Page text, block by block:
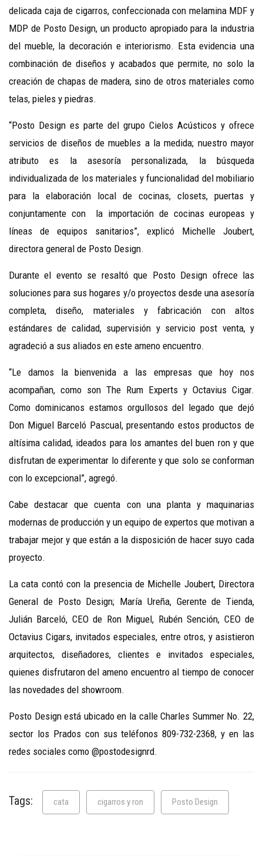
delicada caja de cigarros, confeccionada con melamina MDF y
MDP de Posto Design, un producto apropiado para la industria
del mueble, la decoración e interiorismo. Esta evidencia una
combinación de diseños y acabados que permite, no solo la
creación de chapas de madera, sino de otros materiales como
telas, pieles y piedras.
“Posto Design es parte del grupo Cielos Acústicos y ofrece
servicios de diseños de muebles a la medida; nuestro mayor
atributo es la asesoría personalizada, la búsqueda
individualizada de los materiales y funcionalidad del mobiliario
para la elaboración local de cocinas, closets, puertas y
conjuntamente con la importación de cocinas europeas y
líneas de equipos sanitarios”, explicó Michelle Joubert,
directora general de Posto Design.
Durante el evento se resaltó que Posto Design ofrece las
soluciones para sus hogares y/o proyectos desde una asesoría
completa, diseño, materiales y fabricación con altos
estándares de calidad, supervisión y servicio post venta, y
agradeció a sus aliados en este ameno encuentro.
“Le damos la bienvenida a las empresas que hoy nos
acompañan, como son The Rum Experts y Octavius Cigar.
Como dominicanos estamos orgullosos del legado que dejó
Don Miguel Barceló Pascual, presentando estos productos de
altísima calidad, ideados para los amantes del buen ron y que
disfrutan de experimentar lo diferente y que solo se conforman
con lo excepcional”, agregó.
Cabe destacar que cuenta con una planta y maquinarias
modernas de producción y un equipo de expertos que motivan a
trabajar mejor y que están a la disposición de hacer suyo cada
proyecto.
La cata contó con la presencia de Michelle Joubert, Directora
General de Posto Design; María Ureña, Gerente de Tienda,
Julián Barceló, CEO de Ron Miguel, Rubén Sención, CEO de
Octavius Cigars, invitados especiales, entre otros, y asistieron
arquitectos, diseñadores, clientes e invitados especiales,
quienes disfrutaron del ameno encuentro al tiempo de conocer
las novedades del showroom.
Posto Design está ubicado en la calle Charles Summer No. 22,
sector los Prados con sus teléfonos 809-732-2368, y en las
redes sociales como @postodesignrd.
Tags: cata cigarros y ron Posto Design